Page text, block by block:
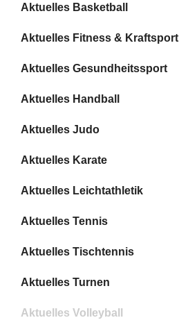
Aktuelles Basketball
Aktuelles Fitness & Kraftsport
Aktuelles Gesundheitssport
Aktuelles Handball
Aktuelles Judo
Aktuelles Karate
Aktuelles Leichtathletik
Aktuelles Tennis
Aktuelles Tischtennis
Aktuelles Turnen
Aktuelles Volleyball